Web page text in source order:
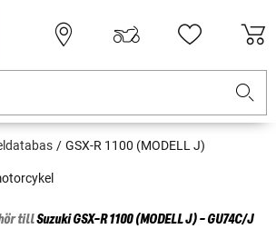
GSX-R 1100 (MODELL J)
tillSuzukiGSX-R 1100 (MODELL J) - GU74C/J